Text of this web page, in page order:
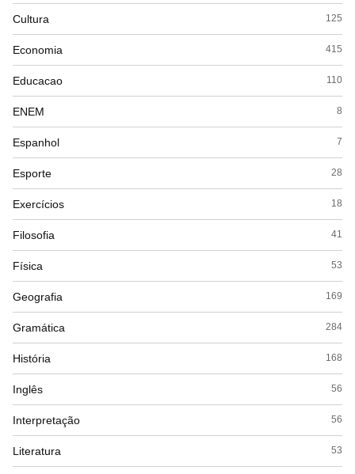
Cultura 125
Economia 415
Educacao 110
ENEM 8
Espanhol 7
Esporte 28
Exercícios 18
Filosofia 41
Física 53
Geografia 169
Gramática 284
História 168
Inglês 56
Interpretação 56
Literatura 53